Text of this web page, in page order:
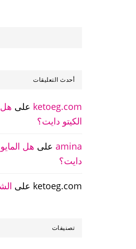
أحدث التعليقات
ketoeg.com على هل
الكيتو دايت؟
amina على هل
دايت؟
ketoeg.com على
تصنيفات